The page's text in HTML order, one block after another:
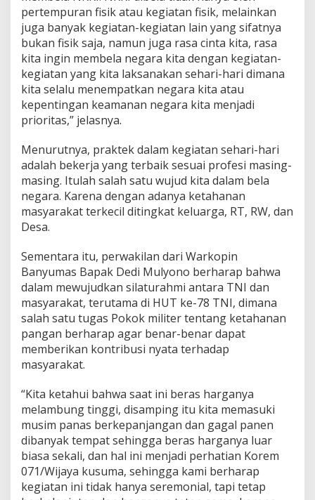
pertempuran fisik atau kegiatan fisik, melainkan
juga banyak kegiatan-kegiatan lain yang sifatnya
bukan fisik saja, namun juga rasa cinta kita, rasa
kita ingin membela negara kita dengan kegiatan-
kegiatan yang kita laksanakan sehari-hari dimana
kita selalu menempatkan negara kita atau
kepentingan keamanan negara kita menjadi
prioritas,” jelasnya.
Menurutnya, praktek dalam kegiatan sehari-hari
adalah bekerja yang terbaik sesuai profesi masing-
masing. Itulah salah satu wujud kita dalam bela
negara. Karena dengan adanya ketahanan
masyarakat terkecil ditingkat keluarga, RT, RW, dan
Desa.
Sementara itu, perwakilan dari Warkopin
Banyumas Bapak Dedi Mulyono berharap bahwa
dalam mewujudkan silaturahmi antara TNI dan
masyarakat, terutama di HUT ke-78 TNI, dimana
salah satu tugas Pokok militer tentang ketahanan
pangan berharap agar benar-benar dapat
memberikan kontribusi nyata terhadap
masyarakat.
“Kita ketahui bahwa saat ini beras harganya
melambung tinggi, disamping itu kita memasuki
musim panas berkepanjangan dan gagal panen
dibanyak tempat sehingga beras harganya luar
biasa sekali, dan hal ini menjadi perhatian Korem
071/Wijaya kusuma, sehingga kami berharap
kegiatan ini tidak hanya seremonial, tapi tetap